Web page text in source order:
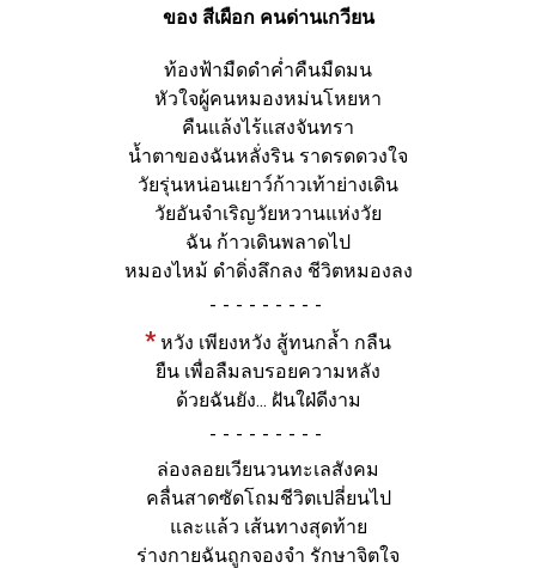
ของ สีเผือก คนด่านเกวียน
ท้องฟ้ามืดดำค่ำคืนมืดมน
หัวใจผู้คนหมองหม่นโหยหา
คืนแล้งไร้แสงจันทรา
น้ำตาของฉันหลั่งริน ราดรดดวงใจ
วัยรุ่นหน่อนเยาว์ก้าวเท้าย่างเดิน
วัยอันจำเริญวัยหวานแห่งวัย
ฉัน ก้าวเดินพลาดไป
หมองไหม้ ดำดิ่งลึกลง ชีวิตหมองลง
-
* หวัง เพียงหวัง สู้ทนกล้ำ กลืน
ยืน เพื่อลืมลบรอยความหลัง
ด้วยฉันยัง... ฝันใฝ่ดีงาม
-
ล่องลอยเวียนวนทะเลสังคม
คลื่นสาดซัดโถมชีวิตเปลี่ยนไป
และแล้ว เส้นทางสุดท้าย
ร่างกายฉันถูกจองจำ รักษาจิตใจ